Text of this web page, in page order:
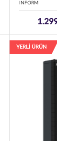
INFORM
YERLİ ÜRÜN